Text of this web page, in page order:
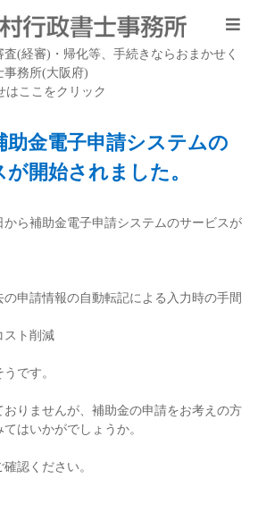
(経審)・帰化等、手続きならおまかせく
事務所(大阪府)
はここをクリック
助金電子申請システムの
開始されました。
から補助金電子申請システムのサービスが
の申請情報の自動転記による入力時の手間
スト削減
です。
りませんが、補助金の申請をお考えの方
はいかがでしょうか。
認ください。